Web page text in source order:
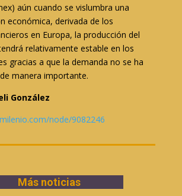
aún cuando se vislumbra una
económica, derivada de los
en Europa, la producción del
relativamente estable en los
gracias a que la demanda no se ha
manera importante.
González
node/9082246
Más noticias